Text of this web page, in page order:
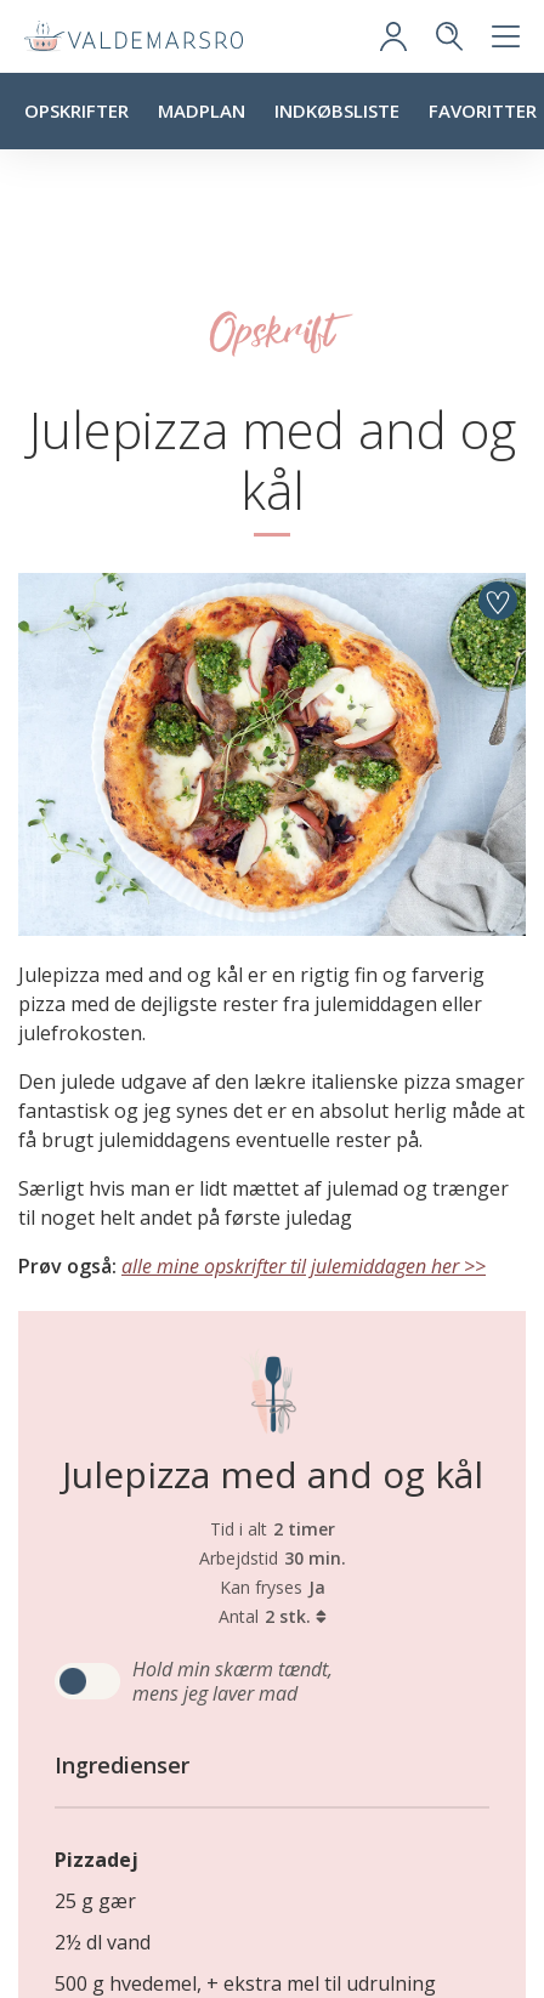
OPSKRIFTER MADPLAN INDKØBSLISTE FAVORITTER
Opskrift
Julepizza med and og
kål
Julepizza med and og kål er en rigtig fin og farverig
pizza med de dejligste rester fra julemiddagen eller
julefrokosten.
Den julede udgave af den lækre italienske pizza smager
fantastisk og jeg synes det er en absolut herlig måde at
få brugt julemiddagens eventuelle rester på.
Særligt hvis man er lidt mættet af julemad og trænger
til noget helt andet på første juledag
Prøv også: alle mine opskrifter til julemiddagen her >>
Julepizza med and og kål
Tid i alt 2 timer
Arbejdstid 30 min.
Kan fryses Ja
Antal 2 stk.
Hold min skærm tændt,
mens jeg laver mad
Ingredienser
Pizzadej
25 g gær
2½ dl vand
500 g hvedemel, + ekstra mel til udrulning